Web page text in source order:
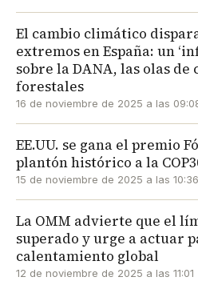
El cambio climático
extremos en España: un
sobre la DANA, las olas
forestales
16 de noviembre de 2025 a las
EE.UU. se gana el premio
plantón histórico a la
15 de noviembre de 2025 a las 10:36
La OMM advierte que el
superado y urge a actuar
calentamiento global
12 de noviembre de 2025 a las 11:01